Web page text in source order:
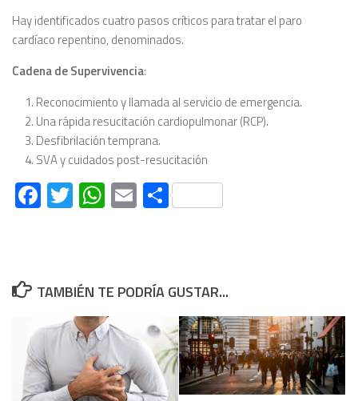
Hay identificados cuatro pasos críticos para tratar el paro
cardíaco repentino, denominados.
Cadena de Supervivencia:
Reconocimiento y llamada al servicio de emergencia.
Una rápida resucitación cardiopulmonar (RCP).
Desfibrilación temprana.
SVA y cuidados post-resucitación
Facebook
Twitter
WhatsApp
EmailCompartir
TAMBIÉN TE PODRÍA GUSTAR...